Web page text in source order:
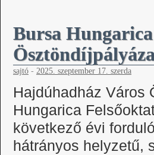
Bursa
sajtó - 2025. szeptember 17. szerda
Hajdúhadház Város
Hungarica
következő évi
hátrányos helyzetű,